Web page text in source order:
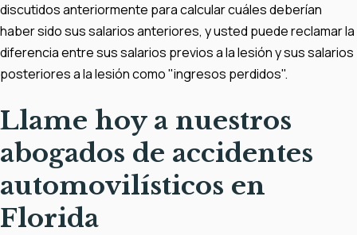
discutidos anteriormente para calcular cuáles deberían
haber sido sus salarios anteriores, y usted puede reclamar la
diferencia entre sus salarios previos a la lesión y sus salarios
posteriores a la lesión como "ingresos perdidos".
Llame hoy a nuestros
abogados de accidentes
automovilísticos en
Florida